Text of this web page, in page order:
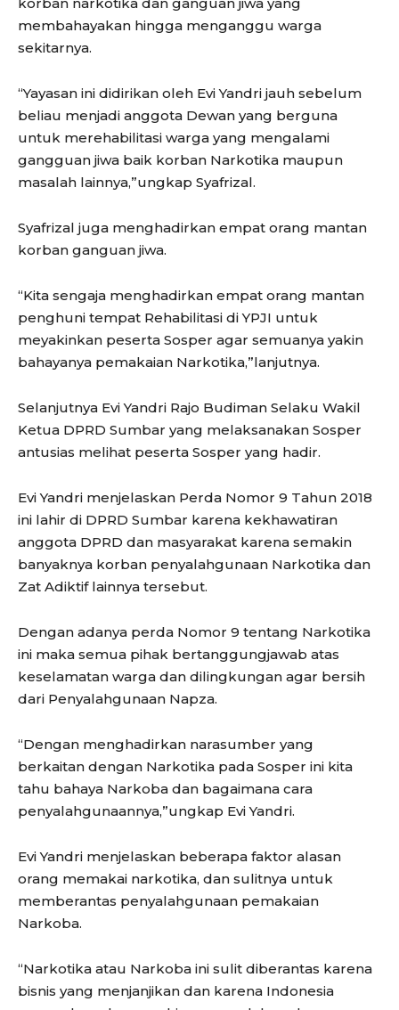
membahayakan hingga menganggu warga
sekitarnya.
“Yayasan ini didirikan oleh Evi Yandri jauh sebelum
beliau menjadi anggota Dewan yang berguna
untuk merehabilitasi warga yang mengalami
gangguan jiwa baik korban Narkotika maupun
masalah lainnya,”ungkap Syafrizal.
Syafrizal juga menghadirkan empat orang mantan
korban ganguan jiwa.
“Kita sengaja menghadirkan empat orang mantan
penghuni tempat Rehabilitasi di YPJI untuk
meyakinkan peserta Sosper agar semuanya yakin
bahayanya pemakaian Narkotika,”lanjutnya.
Selanjutnya Evi Yandri Rajo Budiman Selaku Wakil
Ketua DPRD Sumbar yang melaksanakan Sosper
antusias melihat peserta Sosper yang hadir.
Evi Yandri menjelaskan Perda Nomor 9 Tahun 2018
ini lahir di DPRD Sumbar karena kekhawatiran
anggota DPRD dan masyarakat karena semakin
banyaknya korban penyalahgunaan Narkotika dan
Zat Adiktif lainnya tersebut.
Dengan adanya perda Nomor 9 tentang Narkotika
ini maka semua pihak bertanggungjawab atas
keselamatan warga dan dilingkungan agar bersih
dari Penyalahgunaan Napza.
“Dengan menghadirkan narasumber yang
berkaitan dengan Narkotika pada Sosper ini kita
tahu bahaya Narkoba dan bagaimana cara
penyalahgunaannya,”ungkap Evi Yandri.
Evi Yandri menjelaskan beberapa faktor alasan
orang memakai narkotika, dan sulitnya untuk
memberantas penyalahgunaan pemakaian
Narkoba.
“Narkotika atau Narkoba ini sulit diberantas karena
bisnis yang menjanjikan dan karena Indonesia